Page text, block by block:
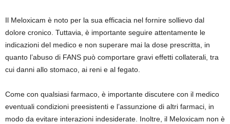
Il Meloxicam è noto per la sua efficacia nel fornire sollievo dal
dolore cronico. Tuttavia, è importante seguire attentamente le
indicazioni del medico e non superare mai la dose prescritta, in
quanto l’abuso di FANS può comportare gravi effetti collaterali, tra
cui danni allo stomaco, ai reni e al fegato.
Come con qualsiasi farmaco, è importante discutere con il medico
eventuali condizioni preesistenti e l’assunzione di altri farmaci, in
modo da evitare interazioni indesiderate. Inoltre, il Meloxicam non è